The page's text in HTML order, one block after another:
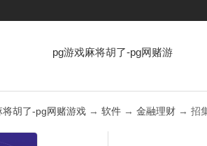
pg游戏麻将胡了-pg网赌游
将胡了-pg网赌游戏 → 软件 → 金融理财 → 招